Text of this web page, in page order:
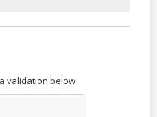
validation below